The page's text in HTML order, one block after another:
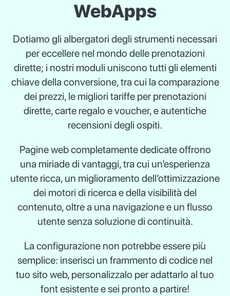
WebApps
Dotiamo gli albergatori degli strumenti necessari
per eccellere nel mondo delle prenotazioni
dirette; i nostri moduli uniscono tutti gli elementi
chiave della conversione, tra cui la comparazione
dei prezzi, le migliori tariffe per prenotazioni
dirette, carte regalo e voucher, e autentiche
recensioni degli ospiti.
Pagine web completamente dedicate offrono
una miriade di vantaggi, tra cui un’esperienza
utente ricca, un miglioramento dell’ottimizzazione
dei motori di ricerca e della visibilità del
contenuto, oltre a una navigazione e un flusso
utente senza soluzione di continuità.
La configurazione non potrebbe essere più
semplice: inserisci un frammento di codice nel
tuo sito web, personalizzalo per adattarlo al tuo
font esistente e sei pronto a partire!